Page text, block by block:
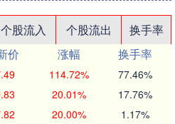
个股流入 个股流出
换手率
价 涨幅
换手率
114.72% 77.46%
20.01% 17.76%
20.00% 1.17%